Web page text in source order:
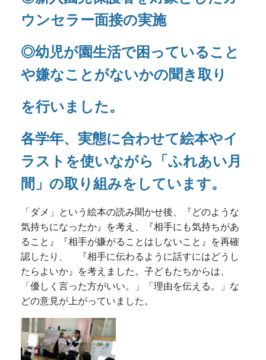
間」の取り組みをしています。
「ダメ」という絵本の読み聞かせ後、『どのような
ること』『相手が嫌がることはしないこと』を再確
たらよいか』を考えました。子どもたちからは、
どの意見が上がっていました。
🌸令和８年度 新入園児募集中！ 🌸
定員に空きがありますので、随時
募集受け付けています。
見学もできます。お問い合わせく